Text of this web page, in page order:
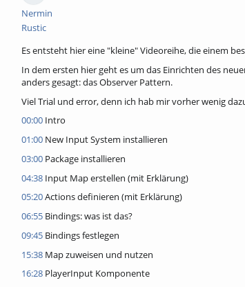
Nermin
Rustic
Es entsteht hier eine "kleine" Videoreihe, die einem
In dem ersten hier geht es um das Einrichten des
anders gesagt: das Observer Pattern.
Viel Trial und error, denn ich hab mir vorher wenig
00:00Intro
01:00New Input System installieren
03:00Package installieren
04:38Input Map erstellen (mit Erklärung)
05:20Actions definieren (mit Erklärung)
06:55Bindings: was ist das?
09:45Bindings festlegen
15:38Map zuweisen und nutzen
16:28PlayerInput Komponente